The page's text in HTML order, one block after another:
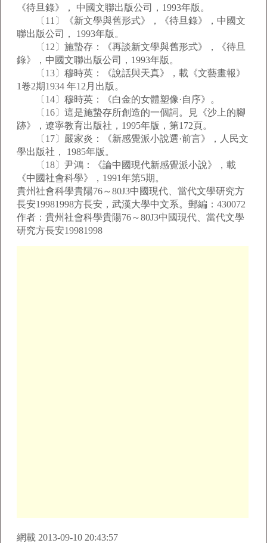
《待旦錄》， 中國文聯出版公司，1993年版。
〔11〕《新文學與舊形式》，《待旦錄》，中國文
聯出版公司， 1993年版。
〔12〕施蟄存：《再談新文學與舊形式》，《待旦
錄》，中國文聯出版公司，1993年版。
〔13〕穆時英：《說話與天真》，載《文藝畫報》
1卷2期1934 年12月出版。
〔14〕穆時英：《白金的女體塑像·自序》。
〔16〕這是施蟄存所創造的一個詞。見《沙上的腳
跡》，遼寧教育出版社，1995年版，第172頁。
〔17〕嚴家炎：《新感覺派小說選·前言》，人民文
學出版社， 1985年版。
〔18〕尹鴻：《論中國現代新感覺派小說》，載
《中國社會科學》，1991年第5期。
貴州社會科學貴陽76～80J3中國現代、當代文學研究方
長安19981998方長安，武漢大學中文系。郵編：430072
作者：貴州社會科學貴陽76～80J3中國現代、當代文學
研究方長安19981998
網載 2013-09-10 20:43:57